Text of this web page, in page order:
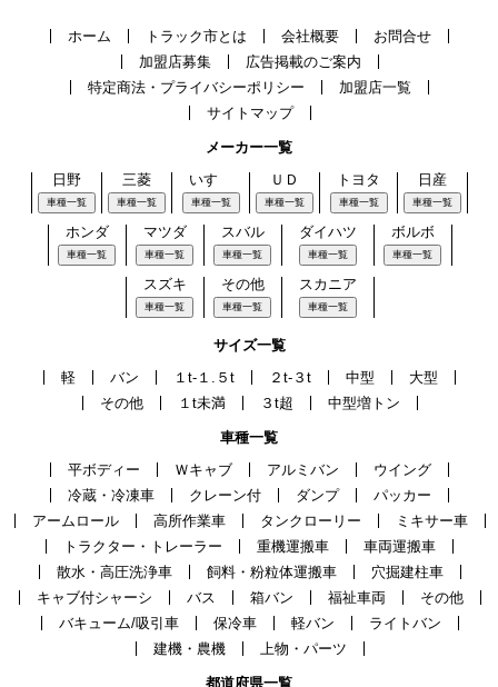
ホーム トラック市とは 会社概要
お問合せ
加盟店募集
広告掲載のご案内
特定商法・プライバシーポリシー
加盟店一覧
サイトマップ
メーカー一覧
日野
車種一覧
三菱
車種一覧
いすゞ
車種一覧
ＵＤ
車種一覧
トヨタ
車種一覧
日産
車種一覧
ホンダ
車種一覧
マツダ
車種一覧
スバル
車種一覧
ダイハツ
車種一覧
ボルボ
車種一覧
スズキ
車種一覧
その他
車種一覧
スカニア
車種一覧
サイズ一覧
軽
バン １t-１.５t ２t-３t 中型
大型
その他
１t未満 ３t超 中型増トン
車種一覧
平ボディー
Ｗキャブ アルミバン
ウイング
冷蔵・冷凍車
クレーン付 ダンプ
パッカー
アームロール
高所作業車 タンクローリー
ミキサー車
トラクター・トレーラー
重機運搬車
車両運搬車
散水・高圧洗浄車
飼料・粉粒体運搬車
穴掘建柱車
キャブ付シャーシ
バス 箱バン 福祉車両
その他
バキューム/吸引車
保冷車 軽バン
ライトバン
建機・農機
上物・パーツ
都道府県一覧